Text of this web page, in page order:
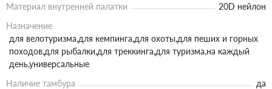
Материал внутренней палатки
20D нейлон
Назначение
для велотуризма,для кемпинга,для охоты,для пеших и горных
походов,для рыбалки,для треккинга,для туризма,на каждый
день,универсальные
Наличие тамбура
да